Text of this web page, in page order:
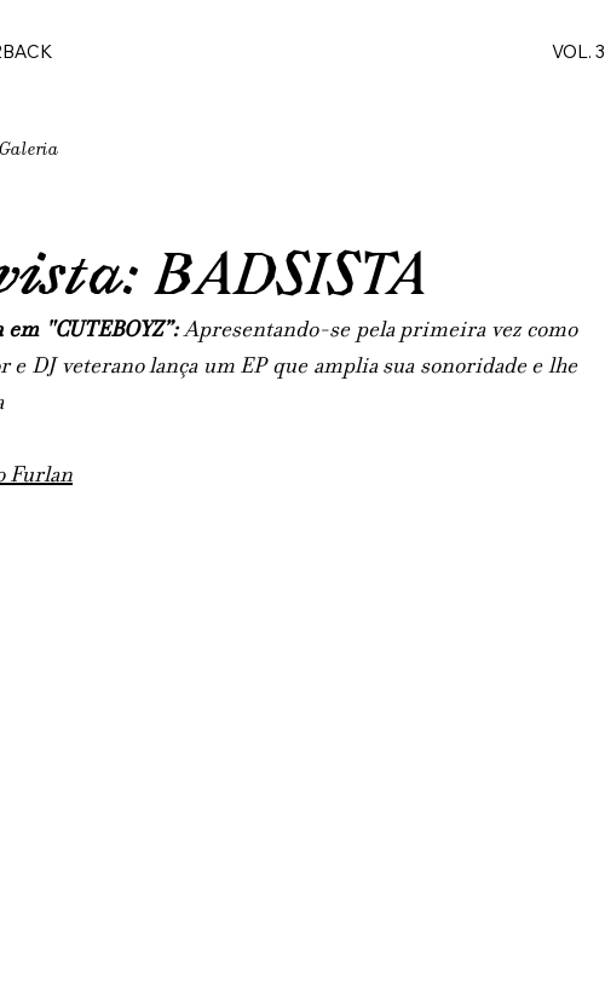
VOL. 3
Galeria
BADSISTA
em "CUTEBOYZ”: Apresentando-se pela primeira vez como
e DJ veterano lança um EP que amplia sua sonoridade e lhe
Furlan